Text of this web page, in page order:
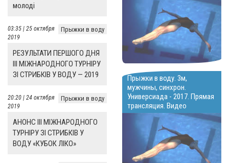
молоді
Прыжки в воду
03:35 | 25 октября
2019
РЕЗУЛЬТАТИ ПЕРШОГО ДНЯ
ІІІ МІЖНАРОДНОГО ТУРНІРУ
ЗІ СТРИБКІВ У ВОДУ — 2019
Прыжки в воду
20:20 | 24 октября
2019
АНОНС ІІІ МІЖНАРОДНОГО
ТУРНІРУ ЗІ СТРИБКІВ У
ВОДУ «КУБОК ЛІКО»
Прыжки в воду. 3м,
мужчины, синхрон.
Универсиада - 2017. Прямая
трансляция. Видео